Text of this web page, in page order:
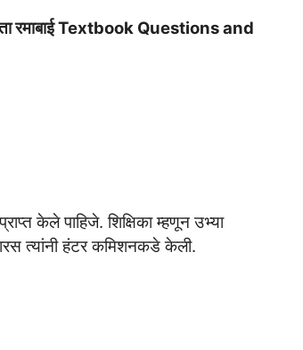
Textbook Questions and
केले पाहिजे. शिक्षिका म्हणून उभ्या
त्यांनी हंटर कमिशनकडे केली.